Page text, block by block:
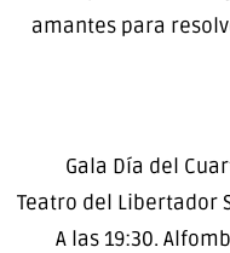
amantes para
Gala Día del
Teatro del Libertador
A las 19:30.